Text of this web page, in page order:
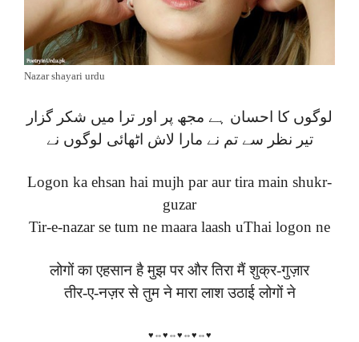
Nazar shayari urdu
لوگوں کا احسان ہے مجھ پر اور ترا میں شکر گزار
تیر نظر سے تم نے مارا لاش اٹھائی لوگوں نے
Logon ka ehsan hai mujh par aur tira main shukr-
guzar
Tir-e-nazar se tum ne maara laash uThai logon ne
लोगों का एहसान है मुझ पर और तिरा मैं शुक्र-गुज़ार
तीर-ए-नज़र से तुम ने मारा लाश उठाई लोगों ने
♥⇔♥⇔♥⇔♥⇔♥